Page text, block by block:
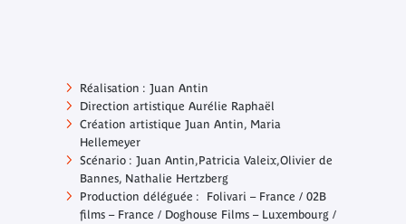
Réalisation : Juan Antin
Direction artistique Aurélie Raphaël
Création artistique Juan Antin, Maria
Hellemeyer
Scénario : Juan Antin,Patricia Valeix,Olivier de
Bannes, Nathalie Hertzberg
Production déléguée : Folivari – France / 02B
films – France / Doghouse Films – Luxembourg /